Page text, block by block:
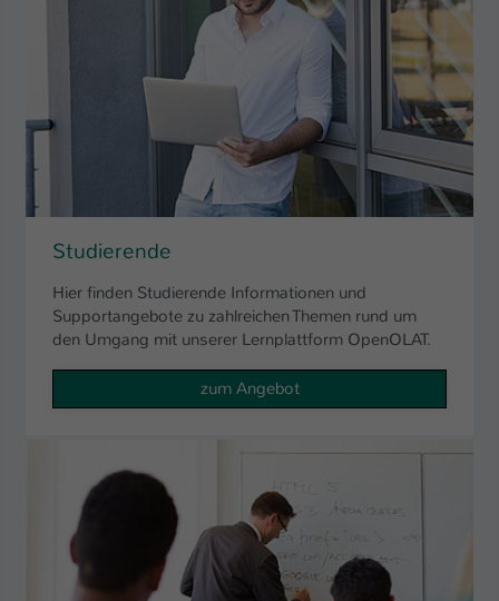
Studierende
Hier finden Studierende Informationen und
Supportangebote zu zahlreichen Themen rund um
den Umgang mit unserer Lernplattform OpenOLAT.
zum Angebot